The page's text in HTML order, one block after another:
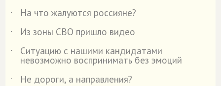
˙
На что жалуются россияне?
˙
Из зоны СВО пришло видео
˙
Ситуацию с нашими кандидатами
невозможно воспринимать без эмоций
˙
Не дороги, а направления?